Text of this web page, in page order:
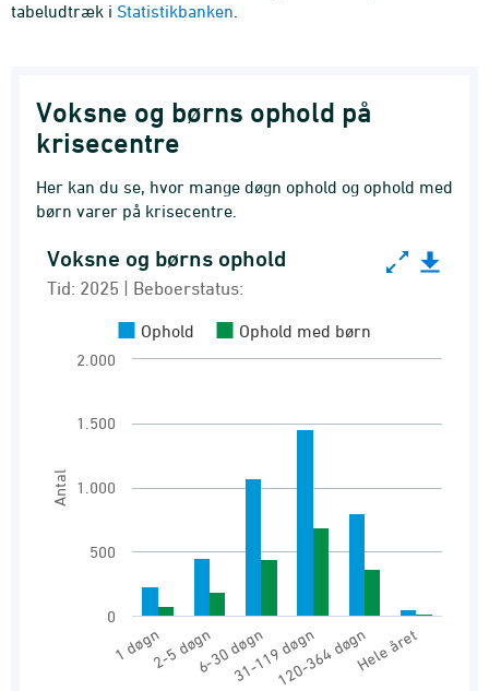
tabeludtræk i Statistikbanken
Voksne og børns ophold på
krisecentre
Her kan du se, hvor mange døgn ophold og ophold med
børn varer på krisecentre.
Voksne og børns ophold
Tid: 2025 | Beboerstatus:
Ophold og beboere på krisecentre
The chart has 1 Y axis displaying Antal.
Antal
Voksne og børns ophold
Tid: 2025 | Beboerstatus:
Ophold Ophold med børn
1 døgn2-5 døgn6-30 døgn31-119 døgn120-364 døgnHele året
0
500
1.000
1.500
2.000